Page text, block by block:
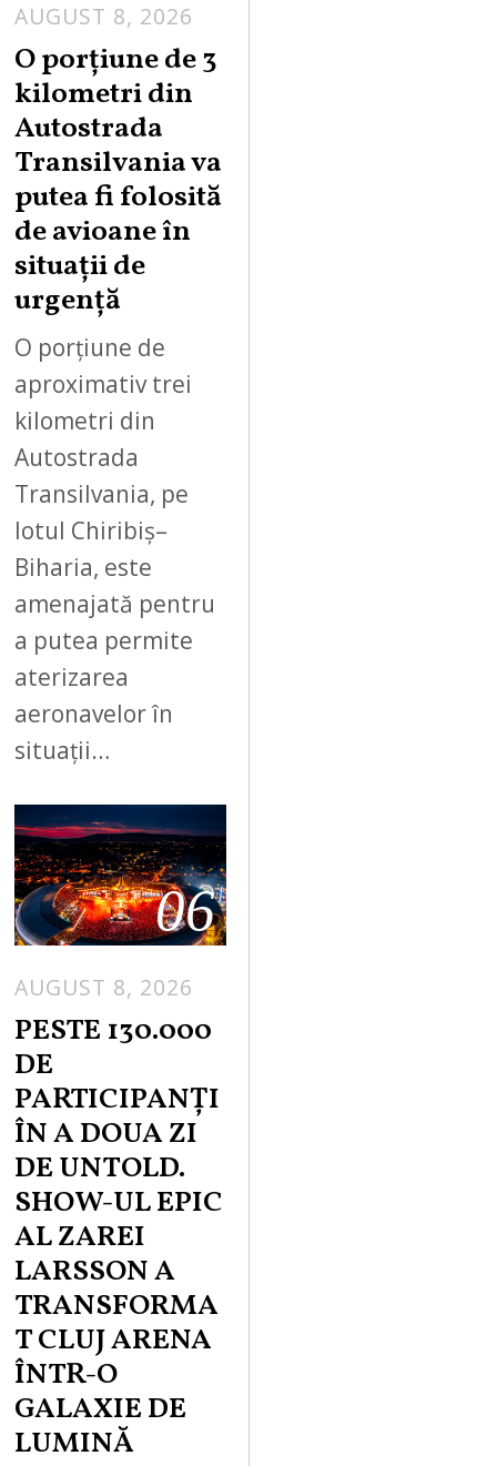
AUGUST 8, 2026
U
G
T
8
O porțiune de 3
kilometri din
Autostrada
Transilvania va
putea fi folosită
de avioane în
situații de
urgență
O porțiune de
aproximativ trei
kilometri din
Autostrada
Transilvania, pe
lotul Chiribiș–
Biharia, este
amenajată pentru
a putea permite
aterizarea
aeronavelor în
situații…
06
AUGUST 8, 2026
PESTE 130.000
DE
PARTICIPANȚI
ÎN A DOUA ZI
DE UNTOLD.
SHOW-UL EPIC
AL ZAREI
LARSSON A
TRANSFORMA
T CLUJ ARENA
ÎNTR-O
GALAXIE DE
LUMINĂ